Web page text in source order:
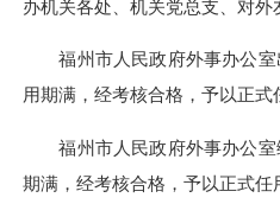
办机关各处、机关党总支、对外
福州市人民政府外事办公室
用期满，经考核合格，予以正式
福州市人民政府外事办公室
期满，经考核合格，予以正式任